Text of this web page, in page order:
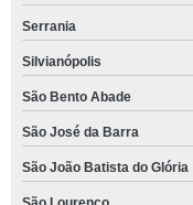
Serrania
Silvianópolis
São Bento Abade
São José da Barra
São João Batista do Glória